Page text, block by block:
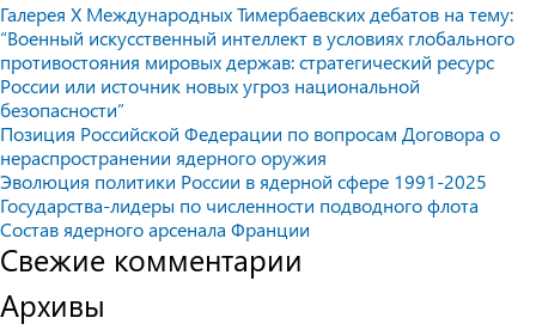
Галерея X Международных Тимербаевских дебатов на тему:
“Военный искусственный интеллект в условиях глобального
противостояния мировых держав: стратегический ресурс
России или источник новых угроз национальной
безопасности”
Позиция Российской Федерации по вопросам Договора о
нераспространении ядерного оружия
Эволюция политики России в ядерной сфере 1991-2025
Государства-лидеры по численности подводного флота
Состав ядерного арсенала Франции
Свежие комментарии
Архивы